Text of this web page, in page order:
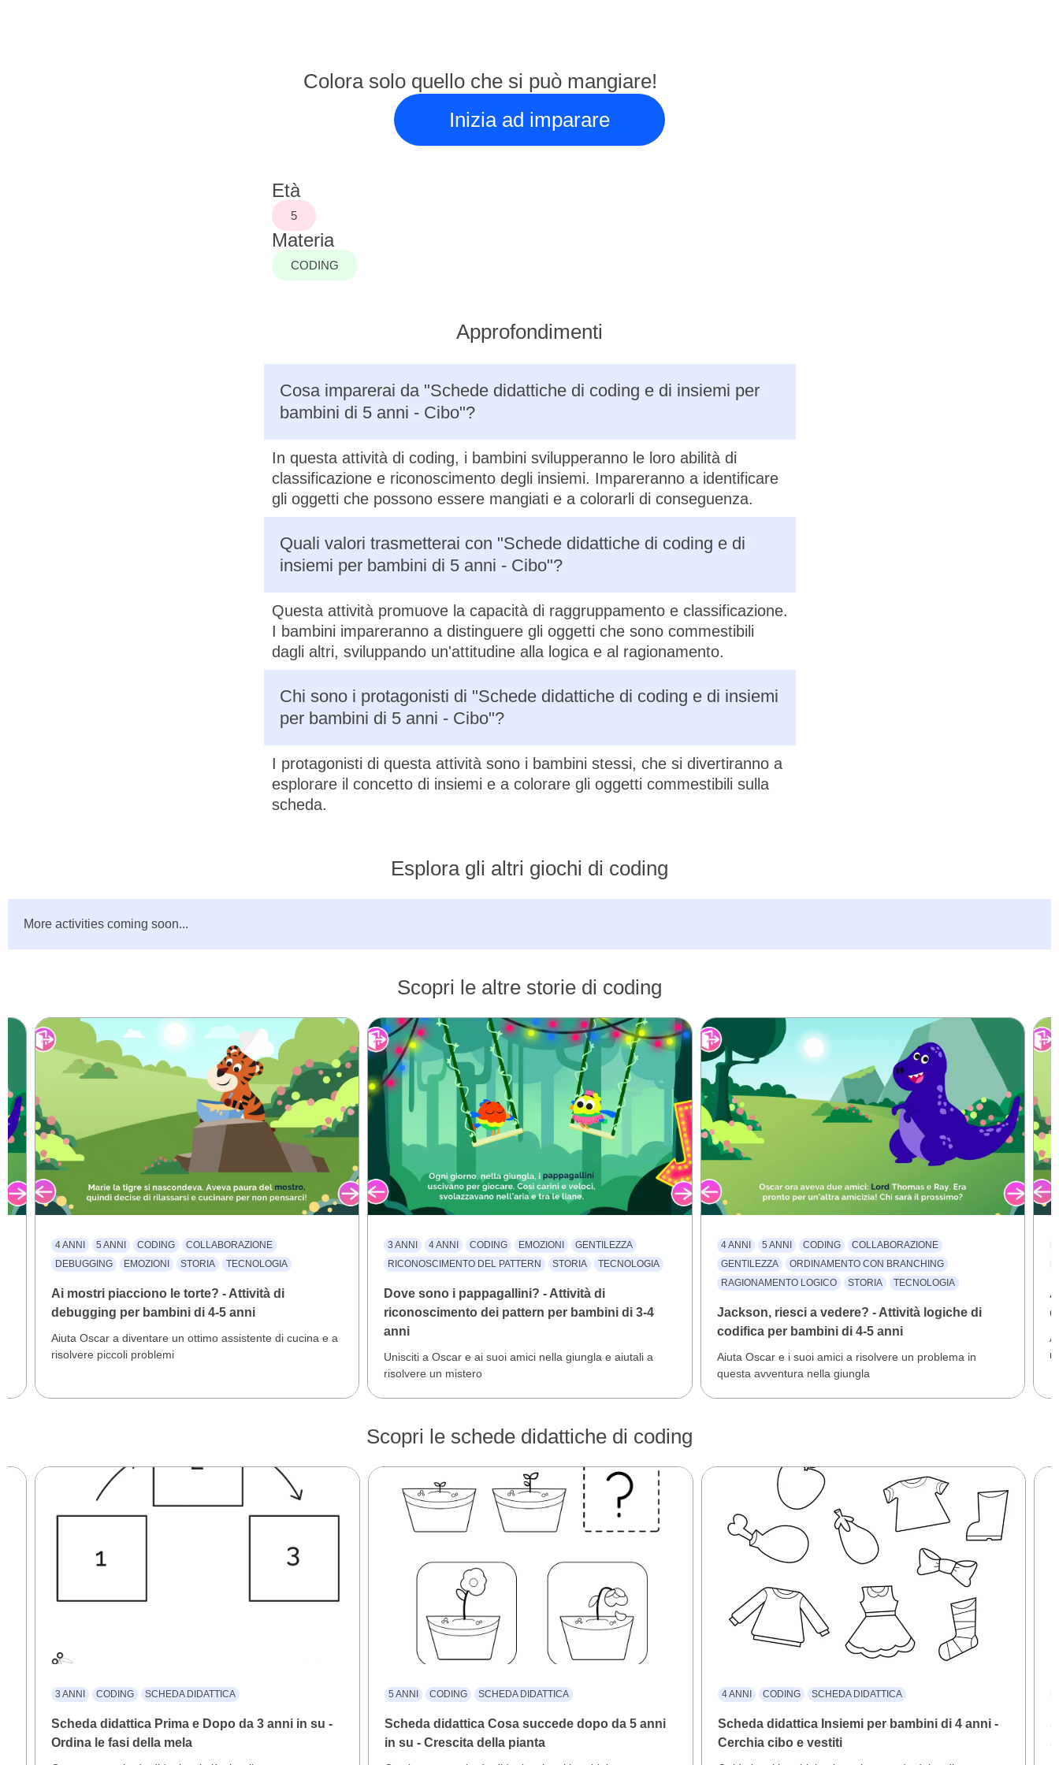
Colora solo quello che si può mangiare!
Inizia ad imparare
Età
5
Materia
CODING
Approfondimenti
Cosa imparerai da "Schede didattiche di coding e di insiemi per
bambini di 5 anni - Cibo"?
In questa attività di coding, i bambini svilupperanno le loro abilità di
classificazione e riconoscimento degli insiemi. Impareranno a identificare
gli oggetti che possono essere mangiati e a colorarli di conseguenza.
Quali valori trasmetterai con "Schede didattiche di coding e di
insiemi per bambini di 5 anni - Cibo"?
Questa attività promuove la capacità di raggruppamento e classificazione.
I bambini impareranno a distinguere gli oggetti che sono commestibili
dagli altri, sviluppando un'attitudine alla logica e al ragionamento.
Chi sono i protagonisti di "Schede didattiche di coding e di insiemi
per bambini di 5 anni - Cibo"?
I protagonisti di questa attività sono i bambini stessi, che si divertiranno a
esplorare il concetto di insiemi e a colorare gli oggetti commestibili sulla
scheda.
Esplora gli altri giochi di coding
More activities coming soon...
Scopri le altre storie di coding
4 ANNI 5 ANNI CODING
COLLABORAZIONE
DEBUGGING
EMOZIONI STORIA TECNOLOGIA
Ai mostri piacciono le torte? - Attività di
debugging per bambini di 4-5 anni
Aiuta Oscar a diventare un ottimo assistente di cucina e a
risolvere piccoli problemi
3 ANNI 4 ANNI CODING EMOZIONI
GENTILEZZA
RICONOSCIMENTO DEL PATTERN
STORIA TECNOLOGIA
Dove sono i pappagallini? - Attività di
riconoscimento dei pattern per bambini di 3-4
anni
Unisciti a Oscar e ai suoi amici nella giungla e aiutali a
risolvere un mistero
4 ANNI 5 ANNI CODING
COLLABORAZIONE
GENTILEZZA
ORDINAMENTO CON BRANCHING
RAGIONAMENTO LOGICO
STORIA TECNOLOGIA
Jackson, riesci a vedere? - Attività logiche di
codifica per bambini di 4-5 anni
Aiuta Oscar e i suoi amici a risolvere un problema in
questa avventura nella giungla
Scopri le schede didattiche di coding
3 ANNI CODING SCHEDA DIDATTICA
Scheda didattica Prima e Dopo da 3 anni in su -
Ordina le fasi della mela
5 ANNI CODING SCHEDA DIDATTICA
Scheda didattica Cosa succede dopo da 5 anni
in su - Crescita della pianta
4 ANNI CODING SCHEDA DIDATTICA
Scheda didattica Insiemi per bambini di 4 anni -
Cerchia cibo e vestiti